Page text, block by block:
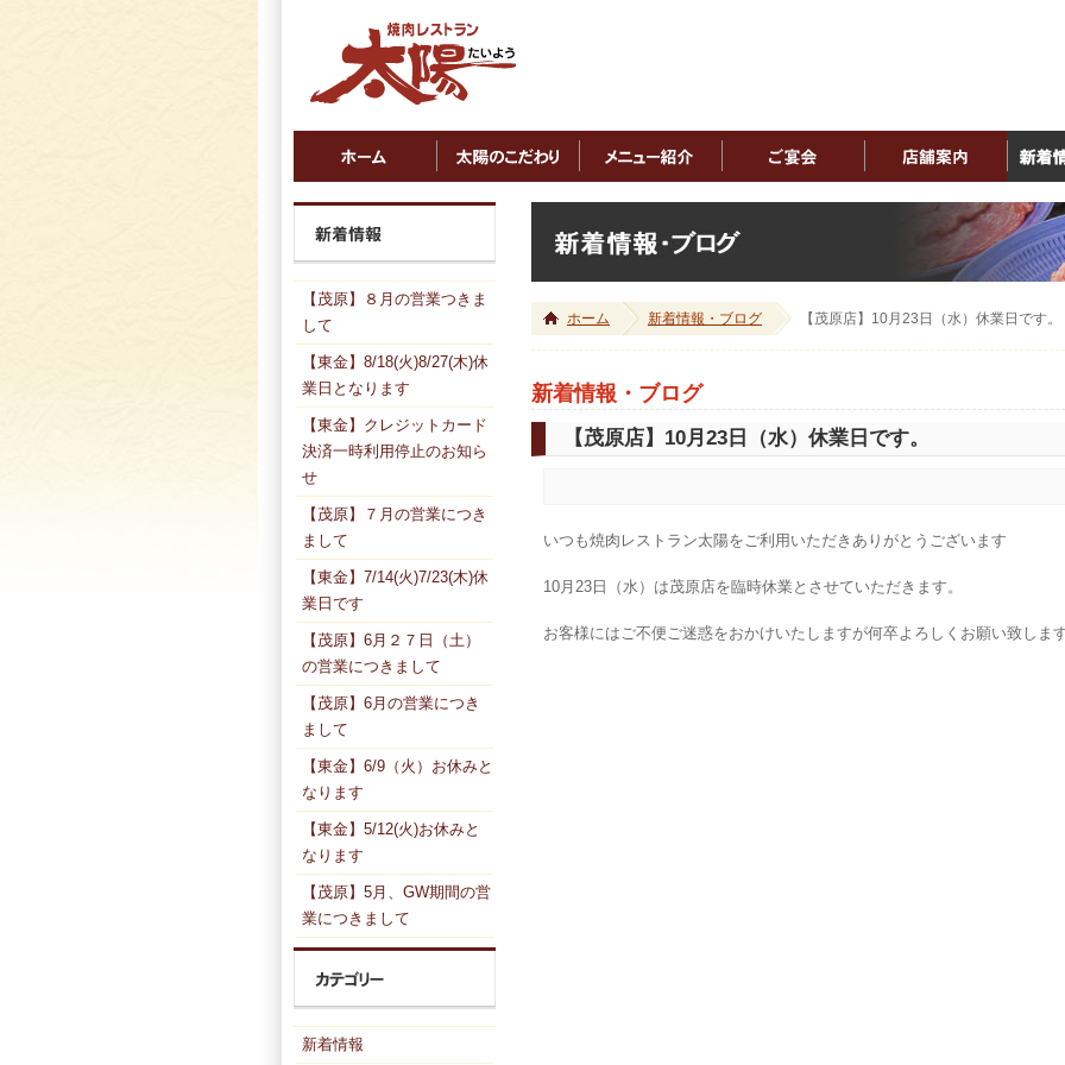
ホーム 新着情報・ブログ 【茂原店】10月23日（水）休業日です。
新着情報・ブログ
【茂原店】10月23日（水）休業日です。
いつも焼肉レストラン太陽をご利用いただきありがとうございます
10月23日（水）は茂原店を臨時休業とさせていただきます。
お客様にはご不便ご迷惑をおかけいたしますが何卒よろしくお願い致しま
【茂原】８月の営業つきま
して
【東金】8/18(火)8/27(木)休
業日となります
【東金】クレジットカード
決済一時利用停止のお知ら
せ
【茂原】７月の営業につき
まして
【東金】7/14(火)7/23(木)休
業日です
【茂原】6月２７日（土）
の営業につきまして
【茂原】6月の営業につき
まして
【東金】6/9（火）お休みと
なります
【東金】5/12(火)お休みと
なります
【茂原】5月、GW期間の営
業につきまして
新着情報